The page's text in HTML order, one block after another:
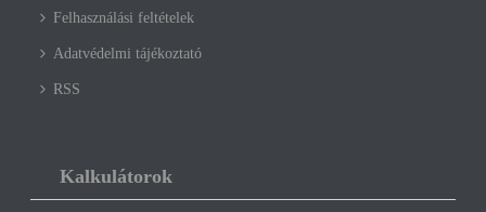
Felhasználási feltételek
Adatvédelmi tájékoztató
RSS
Kalkulátorok